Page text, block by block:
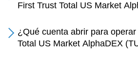
First Trust Total US Market
¿Qué cuenta abrir para
Total US Market AlphaDEX